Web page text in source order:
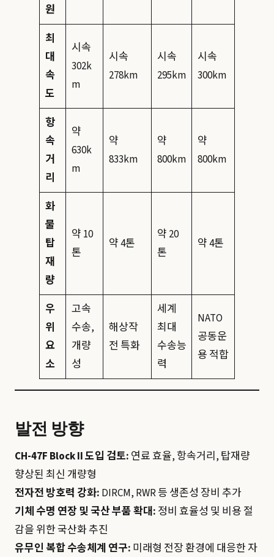
원
최
대
속
도
시속
302k
m
시속
278km
시속
295km
시속
300km
항
속
거
리
약
630k
m
약
833km
약
800km
약
800km
화
물
탑
재
량
약 10
톤
약 4톤
약 20
톤
약 4톤
우
위
요
소
고속
수송,
개량
성
해상작
전 특화
세계
최대
수송능
력
NATO
공동운
용 적합
발전 방향
CH-47F Block II 도입 검토: 연료 효율, 항속거리, 탑재량
향상된 최신 개량형
전자전 방호력 강화: DIRCM, RWR 등 생존성 장비 추가
기체 수명 연장 및 국산 부품 확대: 정비 효율성 및 비용 절
감을 위한 국산화 추진
유무인 복합 수송체계 연구: 미래형 전장 환경에 대응한 자